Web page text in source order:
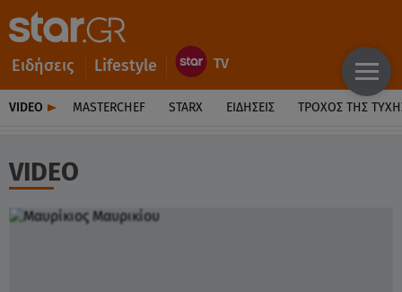
Ειδήσεις Lifestyle
VIDEO MASTERCHEF STARX ΕΙΔΉΣΕΙΣ ΤΡΟΧΌΣ ΤΗΣ
VIDEO